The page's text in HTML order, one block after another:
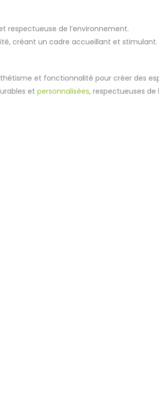
respectueuse de l’environnement.
créant un cadre accueillant et
et fonctionnalité pour créer des
et personnalisées, respectueuses